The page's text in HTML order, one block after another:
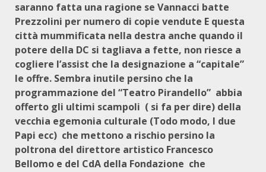
saranno fatta una ragione se Vannacci batte
Prezzolini per numero di copie vendute E questa
città mummificata nella destra anche quando il
potere della DC si tagliava a fette, non riesce a
cogliere l’assist che la designazione a “capitale”
le offre. Sembra inutile persino che la
programmazione del “Teatro Pirandello” abbia
offerto gli ultimi scampoli ( si fa per dire) della
vecchia egemonia culturale (Todo modo, I due
Papi ecc) che mettono a rischio persino la
poltrona del direttore artistico Francesco
Bellomo e del CdA della Fondazione che